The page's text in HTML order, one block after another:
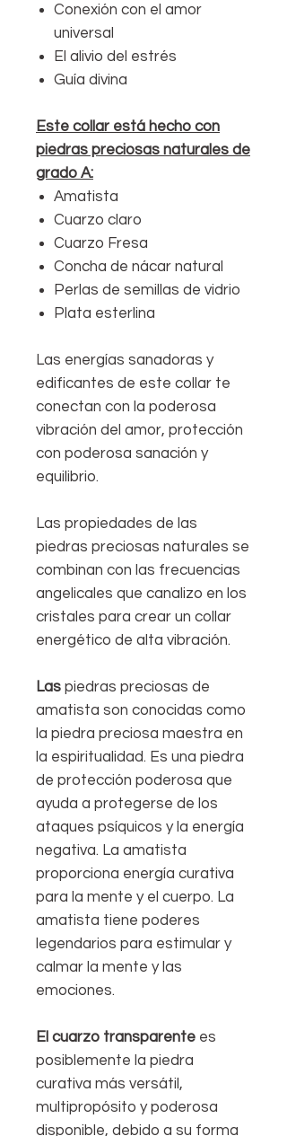
Conexión con el amor
universal
El alivio del estrés
Guía divina
Este collar está hecho con
piedras preciosas naturales de
grado A:
Amatista
Cuarzo claro
Cuarzo Fresa
Concha de nácar natural
Perlas de semillas de vidrio
Plata esterlina
Las energías sanadoras y
edificantes de este collar te
conectan con la poderosa
vibración del amor, protección
con poderosa sanación y
equilibrio.
Las propiedades de las
piedras preciosas naturales se
combinan con las frecuencias
angelicales que canalizo en los
cristales para crear un collar
energético de alta vibración.
Las piedras preciosas de
amatista son conocidas como
la piedra preciosa maestra en
la espiritualidad. Es una piedra
de protección poderosa que
ayuda a protegerse de los
ataques psíquicos y la energía
negativa. La amatista
proporciona energía curativa
para la mente y el cuerpo. La
amatista tiene poderes
legendarios para estimular y
calmar la mente y las
emociones.
El cuarzo transparente es
posiblemente la piedra
curativa más versátil,
multipropósito y poderosa
disponible, debido a su forma